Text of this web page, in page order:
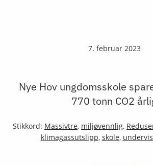
7. februar 2023
Nye Hov ungdomsskole
770 tonn CO2
Stikkord: Massivtre, miljøvennlig,
klimagassutslipp, skole,